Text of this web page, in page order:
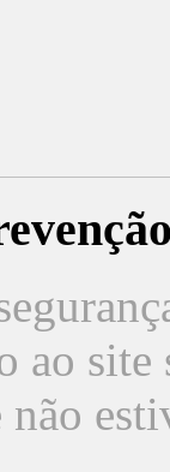
ao
não